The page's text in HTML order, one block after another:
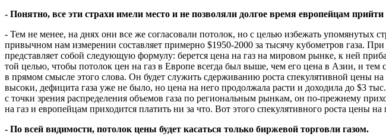
- Понятно, все эти страхи имели место и не позволяли долгое время европейцам
- Тем не менее, на днях они все же согласовали потолок, но с целью избежать упомянутых
привычном нам измерении составляет примерно $1950-2000 за тысячу кубометров газа.
представляет собой следующую формулу: берется цена на газ на мировом рынке, к ней
той целью, чтобы потолок цен на газ в Европе всегда был выше, чем его цена в Азии, и
в прямом смысле этого слова. Он будет служить сдерживанию роста спекулятивной цены
высоки, дефицита газа уже не было, но цена на него продолжала расти и доходила до $3
с точки зрения распределения объемов газа по региональным рынкам, он по-прежнему
на газ и европейцам приходится платить ни за что. Вот этого спекулятивного роста
- По всей видимости, потолок цены будет касаться только биржевой торговли газом.